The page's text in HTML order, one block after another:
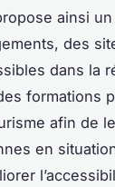
ainsi
des
dans la
formations
afin de
en